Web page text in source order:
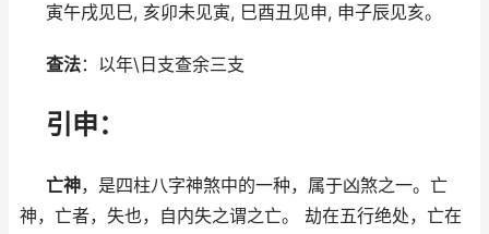
寅午戌见巳, 亥卯未见寅, 巳酉丑见申, 申子辰见亥。
查法：以年\日支查余三支
引申：
亡神，是四柱八字神煞中的一种，属于凶煞之一。亡
神，亡者，失也，自内失之谓之亡。 劫在五行绝处，亡在